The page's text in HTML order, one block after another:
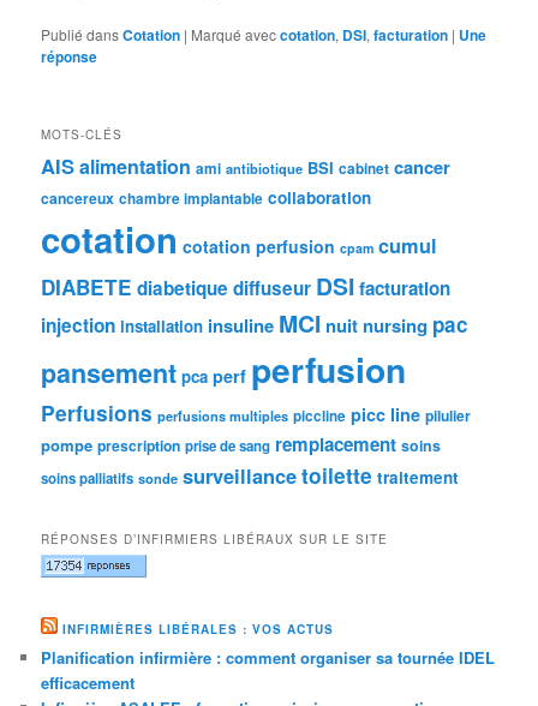
Publié dansCotation | Marqué aveccotation, DSI,facturation | Une
réponse
MOTS-CLÉS
AISalimentation ami antibiotique BSI cabinet cancer
cancereux chambre implantable collaboration
cotation cotation perfusion cpam cumul
DIABETE diabetique diffuseur DSIfacturation
injection installation insuline MCI nuit nursing pac
pansement pca perf perfusion
Perfusions perfusions multiples piccline picc line pilulier
pompe prescription prise de sang remplacement soins
soins palliatifs sonde surveillancetoilette traitement
RÉPONSES D’INFIRMIERS LIBÉRAUX SUR LE SITE
INFIRMIÈRES LIBÉRALES : VOS ACTUS
Planification infirmière : comment organiser sa tournée IDEL
efficacement